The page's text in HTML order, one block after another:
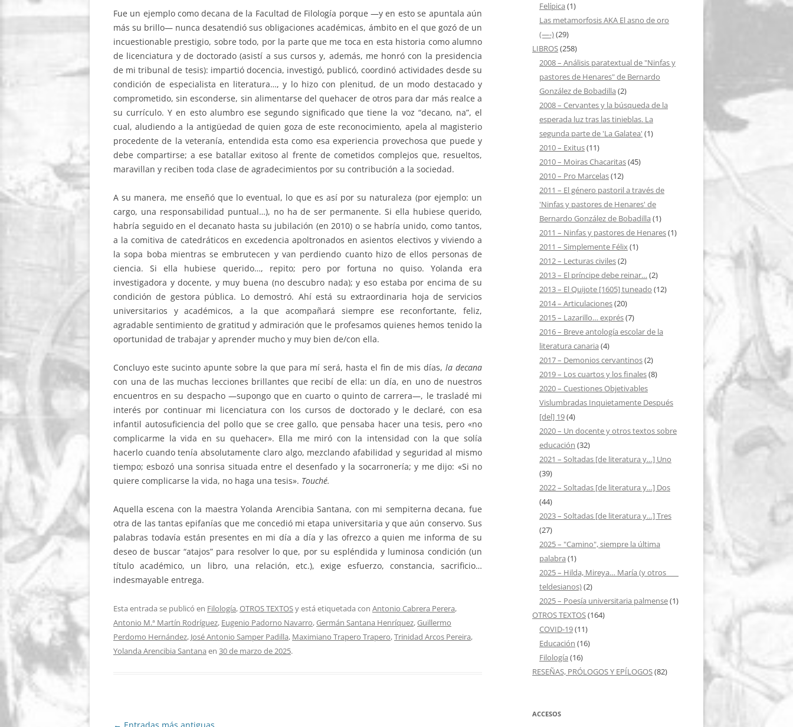
Fue un ejemplo como decana de la Facultad de Filología porque —y en esto se apuntala aún
más su brillo— nunca desatendió sus obligaciones académicas, ámbito en el que gozó de un
incuestionable prestigio, sobre todo, por la parte que me toca en esta historia como alumno
de licenciatura y de doctorado (asistí a sus cursos y, además, me honró con la presidencia
de mi tribunal de tesis): impartió docencia, investigó, publicó, coordinó actividades desde su
condición de especialista en literatura…, y lo hizo con plenitud, de un modo destacado y
comprometido, sin esconderse, sin alimentarse del quehacer de otros para dar más realce a
su currículo. Y en esto alumbro ese segundo significado que tiene la voz “decano, na”, el
cual, aludiendo a la antigüedad de quien goza de este reconocimiento, apela al magisterio
procedente de la veteranía, entendida esta como esa experiencia provechosa que puede y
debe compartirse; a ese batallar exitoso al frente de cometidos complejos que, resueltos,
maravillan y reciben toda clase de agradecimientos por su contribución a la sociedad.
A su manera, me enseñó que lo eventual, lo que es así por su naturaleza (por ejemplo: un
cargo, una responsabilidad puntual…), no ha de ser permanente. Si ella hubiese querido,
habría seguido en el decanato hasta su jubilación (en 2010) o se habría unido, como tantos,
a la comitiva de catedráticos en excedencia apoltronados en asientos electivos y viviendo a
la sopa boba mientras se embrutecen y van perdiendo cuanto hizo de ellos personas de
ciencia. Si ella hubiese querido…, repito; pero por fortuna no quiso. Yolanda era
investigadora y docente, y muy buena (no descubro nada); y eso estaba por encima de su
condición de gestora pública. Lo demostró. Ahí está su extraordinaria hoja de servicios
universitarios y académicos, a la que acompañará siempre ese reconfortante, feliz,
agradable sentimiento de gratitud y admiración que le profesamos quienes hemos tenido la
oportunidad de trabajar y aprender mucho y muy bien de/con ella.
Concluyo este sucinto apunte sobre la que para mí será, hasta el fin de mis días, la decana
con una de las muchas lecciones brillantes que recibí de ella: un día, en uno de nuestros
encuentros en su despacho —supongo que en cuarto o quinto de carrera—, le trasladé mi
interés por continuar mi licenciatura con los cursos de doctorado y le declaré, con esa
infantil autosuficiencia del pollo que se cree gallo, que pensaba hacer una tesis, pero «no
complicarme la vida en su quehacer». Ella me miró con la intensidad con la que solía
hacerlo cuando tenía absolutamente claro algo, mezclando afabilidad y seguridad al mismo
tiempo; esbozó una sonrisa situada entre el desenfado y la socarronería; y me dijo: «Si no
quiere complicarse la vida, no haga una tesis». Touché.
Aquella escena con la maestra Yolanda Arencibia Santana, con mi sempiterna decana, fue
otra de las tantas epifanías que me concedió mi etapa universitaria y que aún conservo. Sus
palabras todavía están presentes en mi día a día y las ofrezco a quien me informa de su
deseo de buscar “atajos” para resolver lo que, por su espléndida y luminosa condición (un
título académico, un libro, una relación, etc.), exige esfuerzo, constancia, sacrificio…
indesmayable entrega.
Esta entrada se publicó en Filología,OTROS TEXTOSy está etiquetada con Antonio Cabrera Perera,
Antonio M.ª Martín Rodríguez, Eugenio Padorno Navarro,Germán Santana Henríquez,Guillermo
Perdomo Hernández, José Antonio Samper Padilla, Maximiano Trapero Trapero,Trinidad Arcos Pereira,
Yolanda Arencibia Santana en 30 de marzo de 2025.
Felípica (1)
Las metamorfosis AKA El asno de oro
(—-)(29)
LIBROS(258)
2008 – Análisis paratextual de "Ninfas y
pastores de Henares" de Bernardo
González de Bobadilla (2)
2008 – Cervantes y la búsqueda de la
esperada luz tras las tinieblas. La
segunda parte de 'La Galatea' (1)
2010 – Exitus(11)
2010 – Moiras Chacaritas(45)
2010 – Pro Marcelas(12)
2011 – El género pastoril a través de
'Ninfas y pastores de Henares' de
Bernardo González de Bobadilla (1)
2011 – Ninfas y pastores de Henares(1)
2011 – Simplemente Félix(1)
2012 – Lecturas civiles(2)
2013 – El príncipe debe reinar… (2)
2013 – El Quijote [1605] tuneado (12)
2014 – Articulaciones(20)
2015 – Lazarillo… exprés(7)
2016 – Breve antología escolar de la
literatura canaria (4)
2017 – Demonios cervantinos(2)
2019 – Los cuartos y los finales(8)
2020 – Cuestiones Objetivables
Vislumbradas Inquietamente Después
[del] 19(4)
2020 – Un docente y otros textos sobre
educación (32)
2021 – Soltadas [de literatura y…] Uno
(39)
2022 – Soltadas [de literatura y…] Dos
(44)
2023 – Soltadas [de literatura y…] Tres
(27)
2025 – "Camino", siempre la última
palabra (1)
2025 – Hilda, Mireya… María (y otros ___
teldesianos)(2)
2025 – Poesía universitaria palmense(1)
OTROS TEXTOS(164)
COVID-19(11)
Educación (16)
Filología (16)
RESEÑAS, PRÓLOGOS Y EPÍLOGOS(82)
ACCESOS